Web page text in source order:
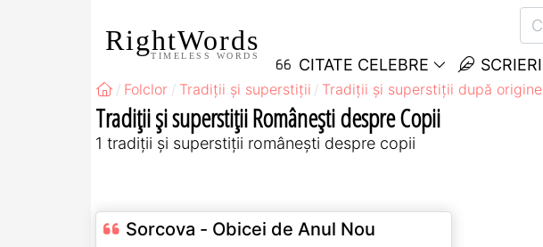
RightWords
TIMELESS WORDS CITATE CELEBRE SCRIERI
Folclor Tradiții și superstiții Tradiții și superstiții după origine
Tradiții și superstiții Româneşti despre Copii
1 tradiții și superstiții româneşti despre copii
Sorcova - Obicei de Anul Nou